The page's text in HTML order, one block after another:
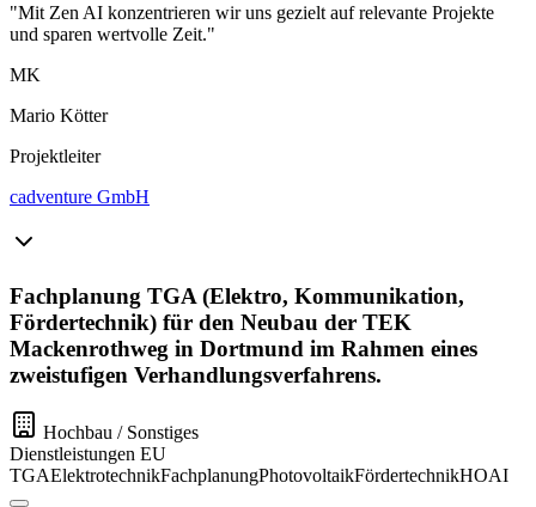
"Mit Zen AI konzentrieren wir uns gezielt auf relevante Projekte
und sparen wertvolle Zeit."
MK
Mario Kötter
Projektleiter
cadventure GmbH
Fachplanung TGA (Elektro, Kommunikation,
Fördertechnik) für den Neubau der TEK
Mackenrothweg in Dortmund im Rahmen eines
zweistufigen Verhandlungsverfahrens.
Hochbau / Sonstiges
Dienstleistungen EU
TGAElektrotechnikFachplanungPhotovoltaikFördertechnikHOAI